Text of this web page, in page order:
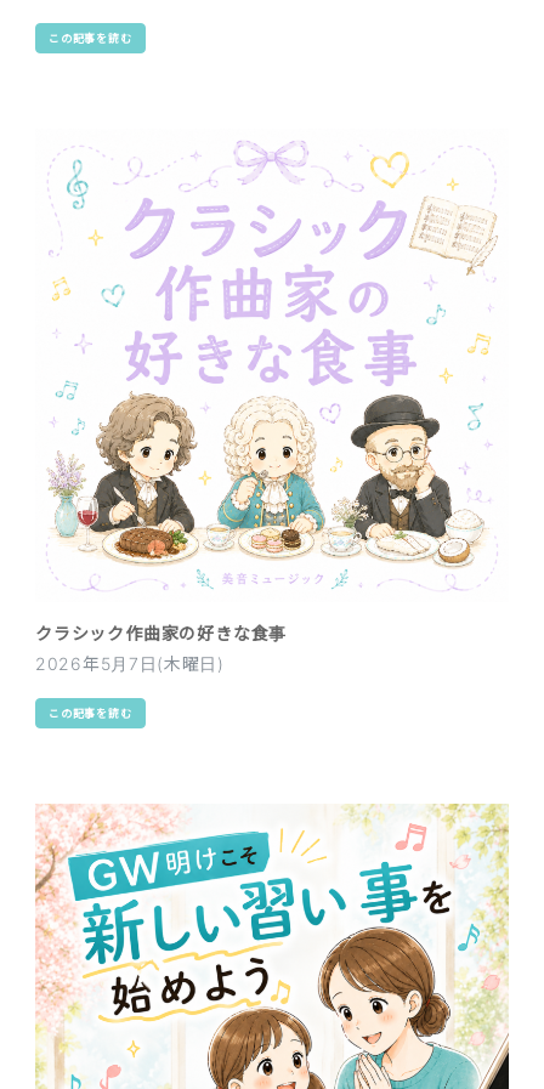
この記事を読む
クラシック作曲家の好きな食事
2026年5月7日(木曜日)
この記事を読む